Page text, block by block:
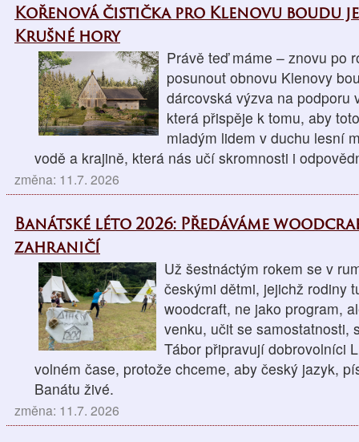
Kořenová čistička pro Klenovu boudu
Krušné hory
Právě teď máme – znovu po
posunout obnovu Klenovy
dárcovská výzva na podporu
která přispěje k tomu, aby
mladým lidem v duchu lesní
vodě a krajině, která nás učí skromnosti i
změna: 11.7. 2026
Banátské léto 2026: Předáváme
zahraničí
Už šestnáctým rokem se v
českými dětmi, jejichž rodiny
woodcraft, ne jako program,
venku, učit se samostatnosti,
Tábor připravují dobrovolníci
volném čase, protože chceme, aby český jazyk,
Banátu živé.
změna: 11.7. 2026